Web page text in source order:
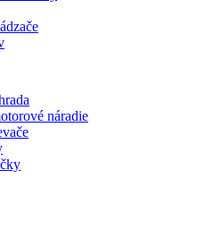
náradie